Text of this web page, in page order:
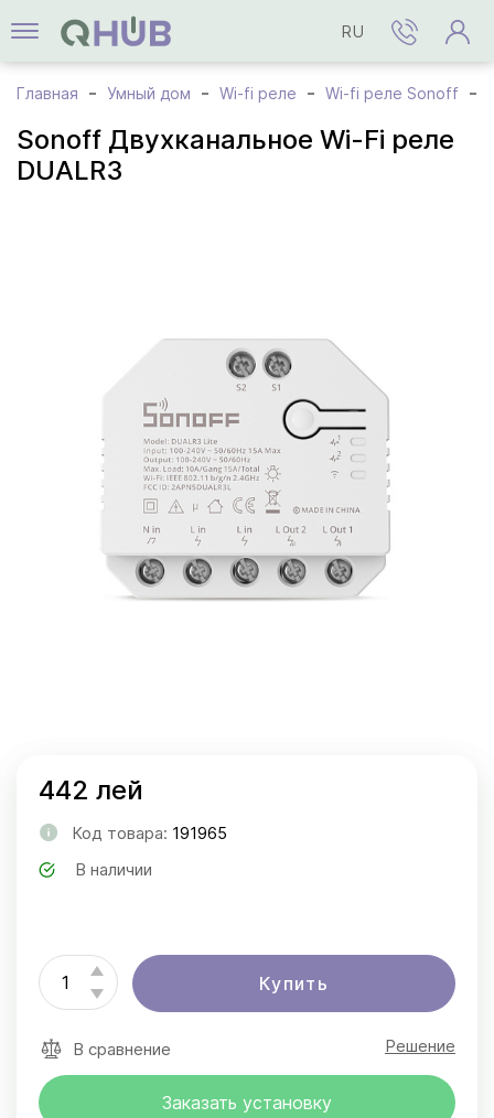
RU
Главная Умный дом Wi-fi реле Wi-fi реле Sonoff
Sonoff Двухканальное Wi-Fi реле
DUALR3
442 лей
Код товара: 191965
В наличии
Купить
В сравнение Решение
Заказать установку